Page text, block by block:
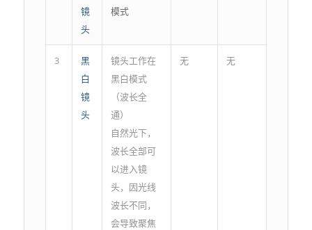
镜
头
模式
3
黑
白
镜
头
镜头工作在
黑白模式
（波长全
通）
自然光下，
波长全部可
以进入镜
头，因光线
波长不同，
会导致聚焦
无 无